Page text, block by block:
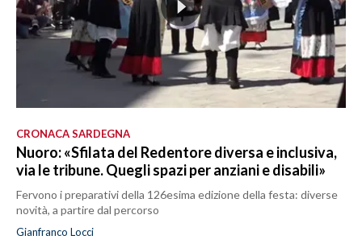
CRONACA SARDEGNA
Nuoro: «Sfilata del Redentore diversa e inclusiva,
via le tribune. Quegli spazi per anziani e disabili»
Fervono i preparativi della 126esima edizione della festa: diverse
novità, a partire dal percorso
Gianfranco Locci